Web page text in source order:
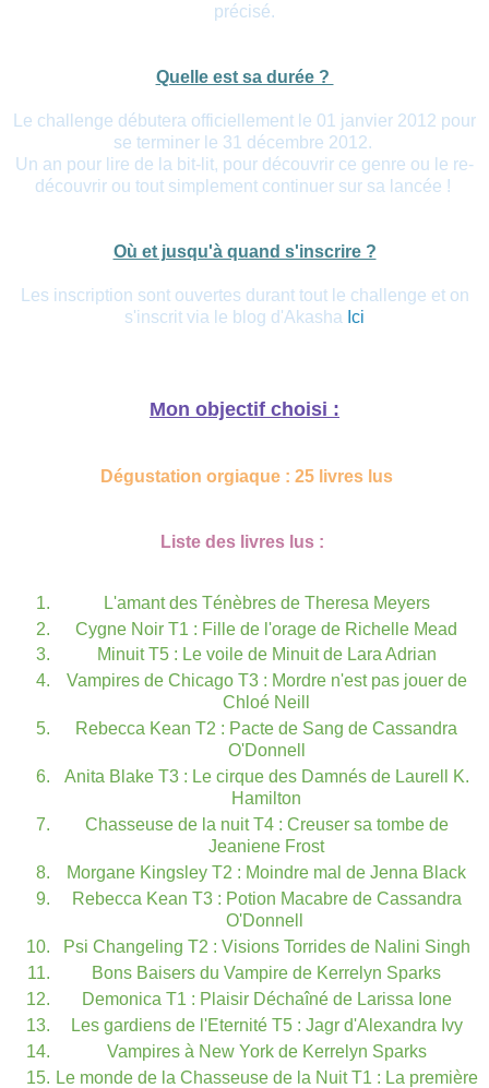
précisé.
Quelle est sa durée ?
Le challenge débutera officiellement le 01 janvier 2012 pour
se terminer le 31 décembre 2012.
Un an pour lire de la bit-lit, pour découvrir ce genre ou le re-
découvrir ou tout simplement continuer sur sa lancée !
Où et jusqu'à quand s'inscrire ?
Les inscription sont ouvertes durant tout le challenge et on
s'inscrit via le blog d'Akasha Ici
Mon objectif choisi :
Dégustation orgiaque : 25 livres lus
Liste des livres lus :
L'amant des Ténèbres de Theresa Meyers
Cygne Noir T1 : Fille de l'orage de Richelle Mead
Minuit T5 : Le voile de Minuit de Lara Adrian
Vampires de Chicago T3 : Mordre n'est pas jouer de
Chloé Neill
Rebecca Kean T2 : Pacte de Sang de Cassandra
O'Donnell
Anita Blake T3 : Le cirque des Damnés de Laurell K.
Hamilton
Chasseuse de la nuit T4 : Creuser sa tombe de
Jeaniene Frost
Morgane Kingsley T2 : Moindre mal de Jenna Black
Rebecca Kean T3 : Potion Macabre de Cassandra
O'Donnell
Psi Changeling T2 : Visions Torrides de Nalini Singh
Bons Baisers du Vampire de Kerrelyn Sparks
Demonica T1 : Plaisir Déchaîné de Larissa Ione
Les gardiens de l'Eternité T5 : Jagr d'Alexandra Ivy
Vampires à New York de Kerrelyn Sparks
Le monde de la Chasseuse de la Nuit T1 : La première